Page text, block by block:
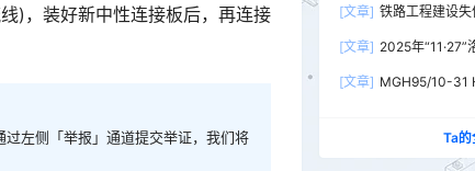
)，装好新中性连接板后，再连接
左侧「举报」通道提交举证，我们将
[文章] 铁路工程建设
[文章] 2025年“11·27”
[文章] MGH95/10-31
Ta的